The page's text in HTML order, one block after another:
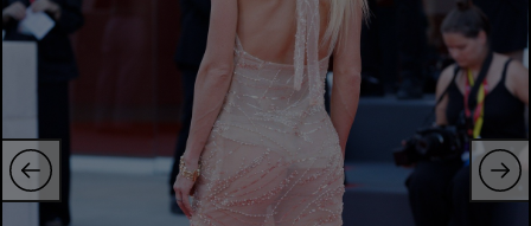
Ciclism
Alte sporturi
JO 2024
JO 2026